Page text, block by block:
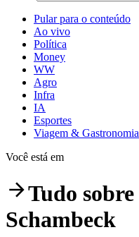
Pular para o conteúdo
Ao vivo
Política
Money
WW
Agro
Infra
IA
Esportes
Viagem & Gastronomia
Você está em
Tudo sobre
Schambeck